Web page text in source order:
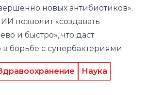
новых антибиотиков».
позволит «создавать
и быстро», что даст
борьбе с супербактериями.
Наука